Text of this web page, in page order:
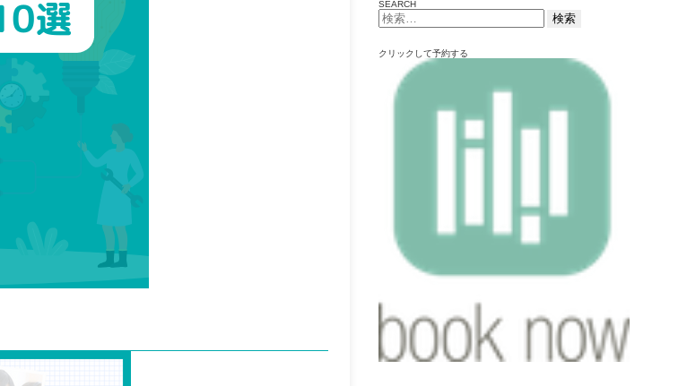
SEARCH
検
索:
クリックして予約する